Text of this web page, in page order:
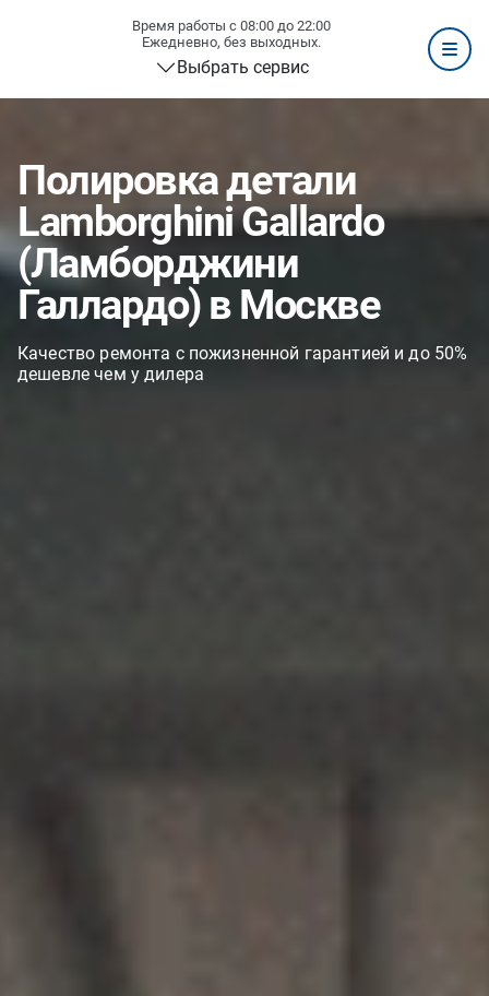
Время работы с 08:00 до 22:00
Ежедневно, без выходных.
Выбрать сервис
Полировка детали
Lamborghini Gallardo
(Ламборджини
Галлардо) в Москве
Качество ремонта с пожизненной гарантией и до 50%
дешевле чем у дилера